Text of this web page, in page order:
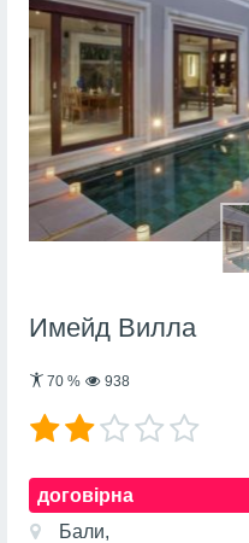
Имейд Вилла
70% 938
договірна
Бали,